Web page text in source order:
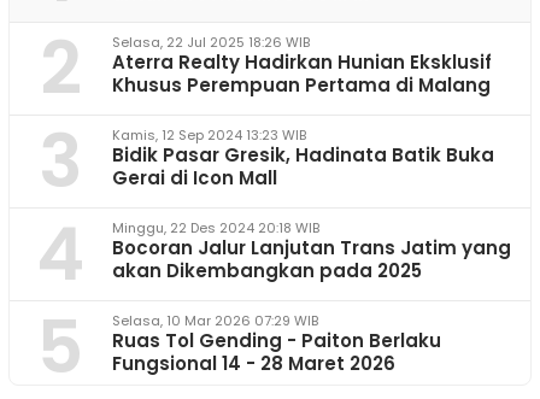
2 Selasa, 22 Jul 2025 18:26 WIB
Aterra Realty Hadirkan Hunian Eksklusif
Khusus Perempuan Pertama di Malang
3 Kamis, 12 Sep 2024 13:23 WIB
Bidik Pasar Gresik, Hadinata Batik Buka
Gerai di Icon Mall
4 Minggu, 22 Des 2024 20:18 WIB
Bocoran Jalur Lanjutan Trans Jatim yang
akan Dikembangkan pada 2025
5 Selasa, 10 Mar 2026 07:29 WIB
Ruas Tol Gending - Paiton Berlaku
Fungsional 14 - 28 Maret 2026